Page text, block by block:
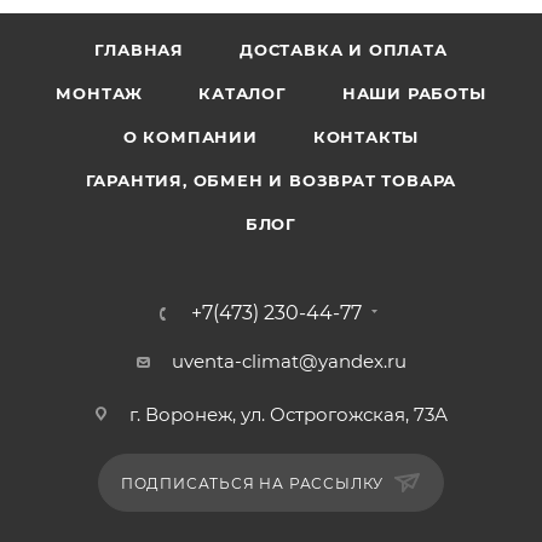
ГЛАВНАЯ ДОСТАВКА И ОПЛАТА
МОНТАЖ КАТАЛОГ НАШИ РАБОТЫ
О КОМПАНИИ КОНТАКТЫ
ГАРАНТИЯ, ОБМЕН И ВОЗВРАТ ТОВАРА
БЛОГ
+7(473) 230-44-77
uventa-climat@yandex.ru
г. Воронеж, ул. Острогожская, 73А
ПОДПИСАТЬСЯ НА РАССЫЛКУ